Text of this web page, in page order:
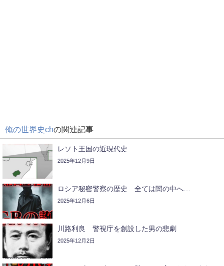
俺の世界史chの関連記事
レソト王国の近現代史
2025年12月9日
ロシア秘密警察の歴史 全ては闇の中へ…
2025年12月6日
川路利良 警視庁を創設した男の悲劇
2025年12月2日